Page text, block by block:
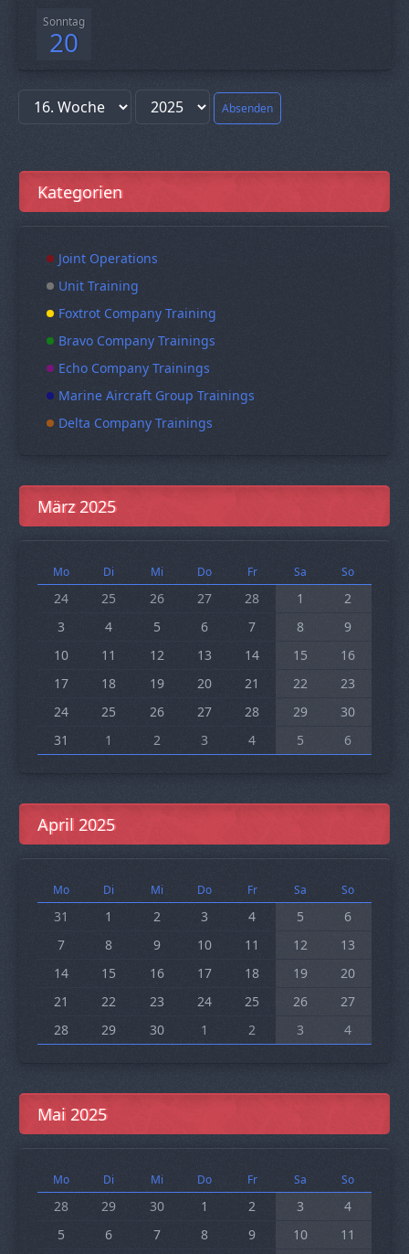
Sonntag
20
Absenden
Kategorien
Joint Operations
Unit Training
Foxtrot Company Training
Bravo Company Trainings
Echo Company Trainings
Marine Aircraft Group Trainings
Delta Company Trainings
März 2025
Mo Di Mi Do Fr Sa So
24 25 26 27 28 1
2
3
4 5 6 7 8
9
10
11 12 13 14 15
16
17
18 19 20 21 22
23
24
25 26 27 28 29
30
31
1 2 3 4 5 6
April 2025
Mo Di Mi Do Fr Sa So
31 1 2 3 4 5
6
7
8 9 10 11 12
13
14
15 16 17 18 19
20
21
22 23 24 25 26
27
28
29 30 1 2 3 4
Mai 2025
Mo Di Mi Do Fr Sa So
28 29 30 1 2 3
4
5
6 7 8 9 10 11